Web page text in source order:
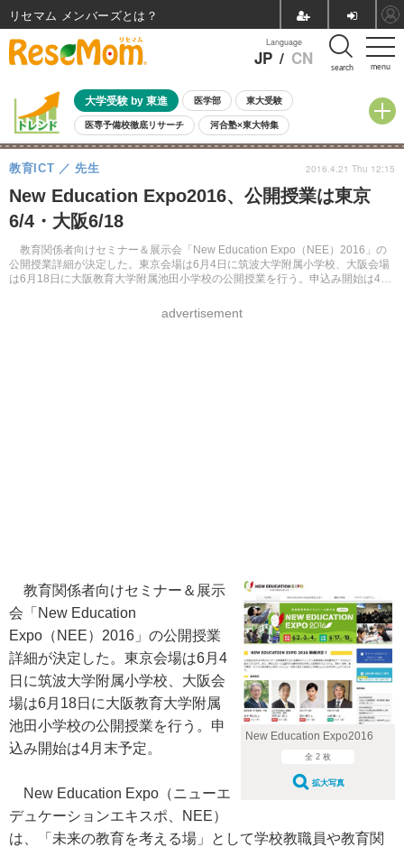
menu
Language
JP / CN search
大学受験 by 東進 医学部 東大受験
医専予備校徹底リサーチ 河合塾×東大特集
親子で考える大学選び 高校受験 中学受験 小学校受験
共通テスト 夏休み
8月開催イベント・WS 全国公立高校 過去問 人気記事
自由研究教材（小学生向け）
New Education Expo2016、公開授業は東京
6/4・大阪6/18
教育関係者向けセミナー＆展示会「New Education Expo（NEE）2016」の
公開授業詳細が決定した。東京会場は6月4日に筑波大学附属小学校、大阪会場
は6月18日に大阪教育大学附属池田小学校の公開授業を行う。申込み開始は4月
教育ICT 先生
advertisement
2016.4.21 Thu 12:15
New Education Expo2016
全 2 枚
拡大写真
教育関係者向けセミナー＆展示
会「New Education
Expo（NEE）2016」の公開授業
詳細が決定した。東京会場は6月4
日に筑波大学附属小学校、大阪会
場は6月18日に大阪教育大学附属
池田小学校の公開授業を行う。申
込み開始は4月末予定。
New Education Expo（ニューエ
デュケーションエキスポ、NEE）
は、「未来の教育を考える場」として学校教職員や教育関
リセマム メンバーズ